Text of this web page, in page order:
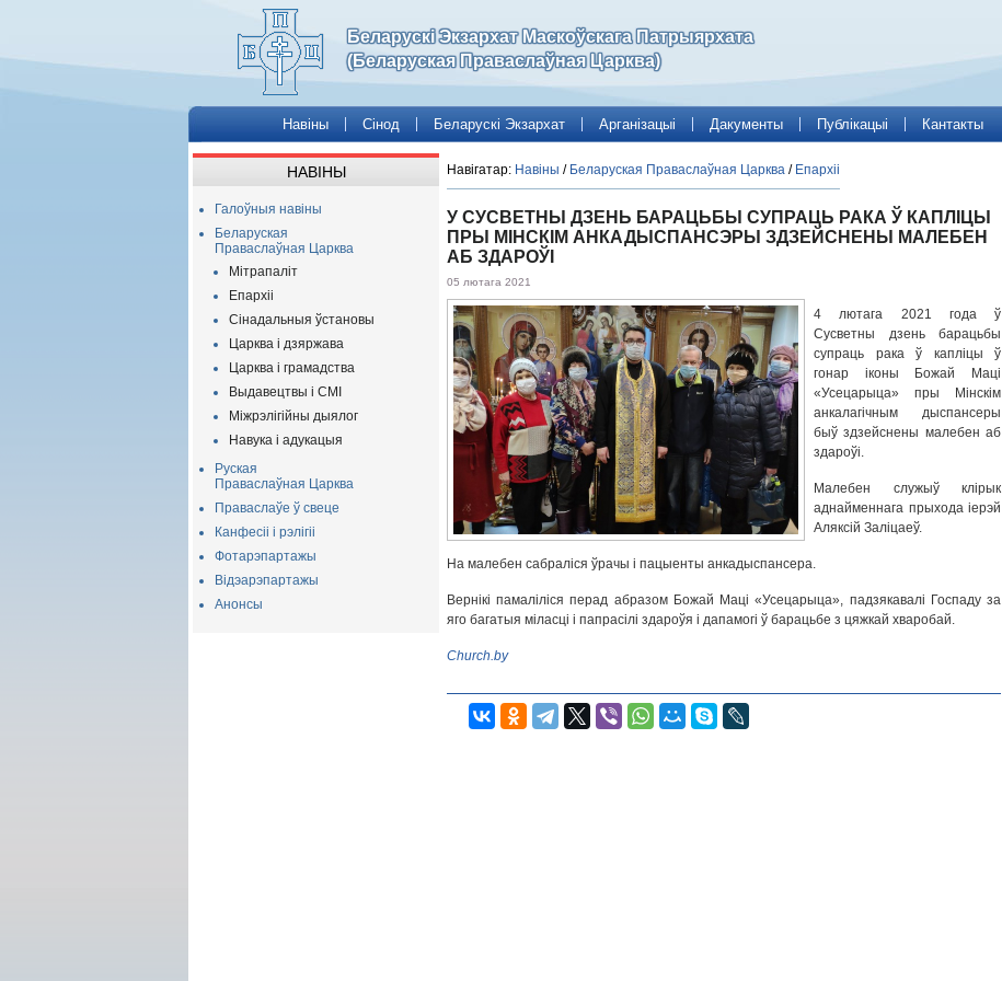
Беларускі Экзархат Маскоўскага Патрыярхата
(Беларуская Праваслаўная Царква)
Навіны Сінод Беларускі Экзархат Арганізацыі Дакументы Публікацыі Кантакты
НАВІНЫ
Галоўныя навіны
Беларуская
Праваслаўная Царква
Мітрапаліт
Епархіі
Сінадальныя ўстановы
Царква і дзяржава
Царква і грамадства
Выдавецтвы і СМІ
Міжрэлігійны дыялог
Навука і адукацыя
Руская
Праваслаўная Царква
Праваслаўе ў свеце
Канфесіі і рэлігіі
Фотарэпартажы
Відэарэпартажы
Анонсы
Навігатар: Навіны / Беларуская Праваслаўная Царква / Епархіі
У СУСВЕТНЫ ДЗЕНЬ БАРАЦЬБЫ СУПРАЦЬ РАКА Ў КАПЛІЦЫ
ПРЫ МІНСКІМ АНКАДЫСПАНСЭРЫ ЗДЗЕЙСНЕНЫ МАЛЕБЕН
АБ ЗДАРОЎІ
05 лютага 2021
4 лютага 2021 года ў
Сусветны дзень барацьбы
супраць рака ў капліцы ў
гонар іконы Божай Маці
«Усецарыца» пры Мінскім
анкалагічным дыспансеры
быў здзейснены малебен аб
здароўі.
Малебен служыў клірык
аднайменнага прыхода іерэй
Аляксій Заліцаеў.
На малебен сабраліся ўрачы і пацыенты анкадыспансера.
Вернікі памаліліся перад абразом Божай Маці «Усецарыца», падзякавалі Госпаду за
яго багатыя міласці і папрасілі здароўя і дапамогі ў барацьбе з цяжкай хваробай.
Church.by